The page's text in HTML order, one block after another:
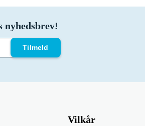
nyhedsbrev!
Tilmeld
Vilkår